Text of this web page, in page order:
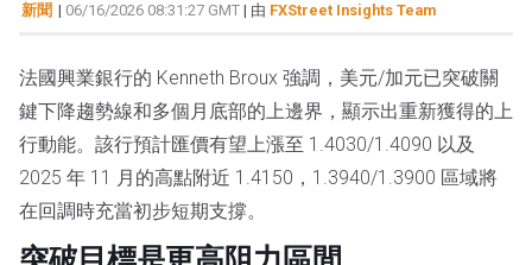
新聞 | 06/16/2026 08:31:27 GMT | 由 FXStreet Insights Team
法國興業銀行的 Kenneth Broux 強調，美元/加元已突破關
鍵下降趨勢線和多個月底部的上邊界，顯示出重新獲得的上
行動能。該行預計匯價有望上漲至 1.4030/1.4090 以及
2025 年 11 月的高點附近 1.4150，1.3940/1.3900 區域將
在回調時充當初步短期支撐。